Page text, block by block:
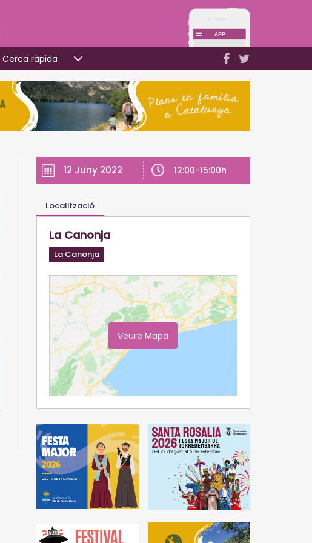
Cerca ràpida
12 Juny 2022 12:00-15:00h
Localització
La Canonja
La Canonja
Veure Mapa